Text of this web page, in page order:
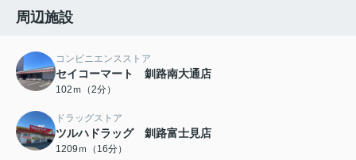
周辺施設
コンビニエンスストア
セイコーマート 釧路南大通店
102ｍ（2分）
ドラッグストア
ツルハドラッグ 釧路富士見店
1209ｍ（16分）